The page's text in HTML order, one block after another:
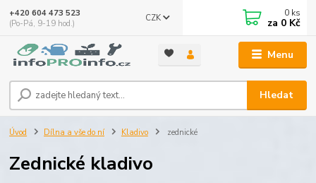
Menu
CZK
Hledat
+420 604 473 523
(Po-Pá, 9-19 hod.)
0 ks
za 0 Kč
Úvod Dílna a vše do ní Kladivo zednické
Zednické kladivo